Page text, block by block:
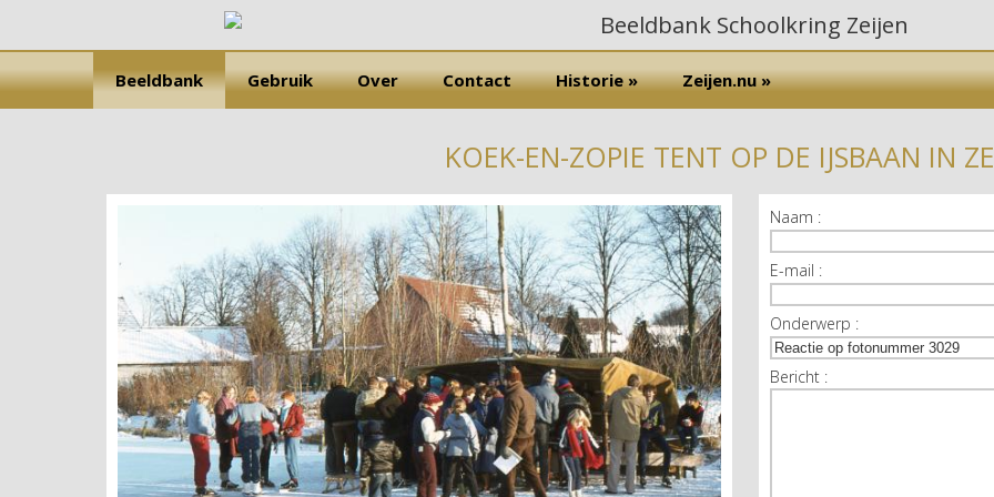
Beeldbank Gebruik Over Contact Historie » Zeijen.nu »
KOEK-EN-ZOPIE TENT OP DE IJSBAAN IN
Naam :
E-mail :
Onderwerp :
Bericht :